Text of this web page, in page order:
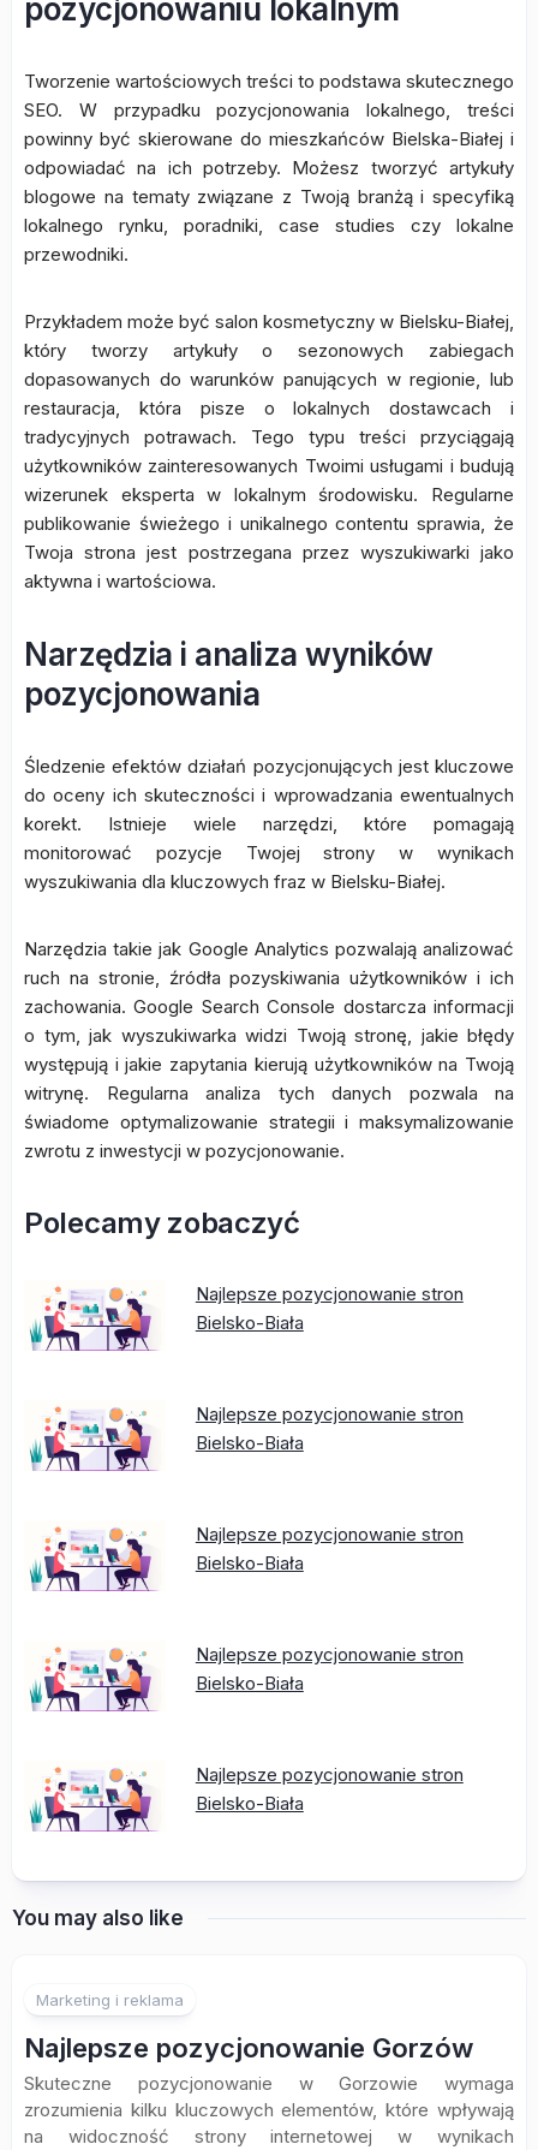
pozycjonowaniu lokalnym
Tworzenie wartościowych treści to podstawa skutecznego
SEO. W przypadku pozycjonowania lokalnego, treści
powinny być skierowane do mieszkańców Bielska-Białej i
odpowiadać na ich potrzeby. Możesz tworzyć artykuły
blogowe na tematy związane z Twoją branżą i specyfiką
lokalnego rynku, poradniki, case studies czy lokalne
przewodniki.
Przykładem może być salon kosmetyczny w Bielsku-Białej,
który tworzy artykuły o sezonowych zabiegach
dopasowanych do warunków panujących w regionie, lub
restauracja, która pisze o lokalnych dostawcach i
tradycyjnych potrawach. Tego typu treści przyciągają
użytkowników zainteresowanych Twoimi usługami i budują
wizerunek eksperta w lokalnym środowisku. Regularne
publikowanie świeżego i unikalnego contentu sprawia, że
Twoja strona jest postrzegana przez wyszukiwarki jako
aktywna i wartościowa.
Narzędzia i analiza wyników
pozycjonowania
Śledzenie efektów działań pozycjonujących jest kluczowe
do oceny ich skuteczności i wprowadzania ewentualnych
korekt. Istnieje wiele narzędzi, które pomagają
monitorować pozycje Twojej strony w wynikach
wyszukiwania dla kluczowych fraz w Bielsku-Białej.
Narzędzia takie jak Google Analytics pozwalają analizować
ruch na stronie, źródła pozyskiwania użytkowników i ich
zachowania. Google Search Console dostarcza informacji
o tym, jak wyszukiwarka widzi Twoją stronę, jakie błędy
występują i jakie zapytania kierują użytkowników na Twoją
witrynę. Regularna analiza tych danych pozwala na
świadome optymalizowanie strategii i maksymalizowanie
zwrotu z inwestycji w pozycjonowanie.
Polecamy zobaczyć
Najlepsze pozycjonowanie stron
Bielsko-Biała
Najlepsze pozycjonowanie stron
Bielsko-Biała
Najlepsze pozycjonowanie stron
Bielsko-Biała
Najlepsze pozycjonowanie stron
Bielsko-Biała
Najlepsze pozycjonowanie stron
Bielsko-Biała
You may also like
Marketing i reklama
Najlepsze pozycjonowanie Gorzów
Skuteczne pozycjonowanie w Gorzowie wymaga
zrozumienia kilku kluczowych elementów, które wpływają
na widoczność strony internetowej w wynikach